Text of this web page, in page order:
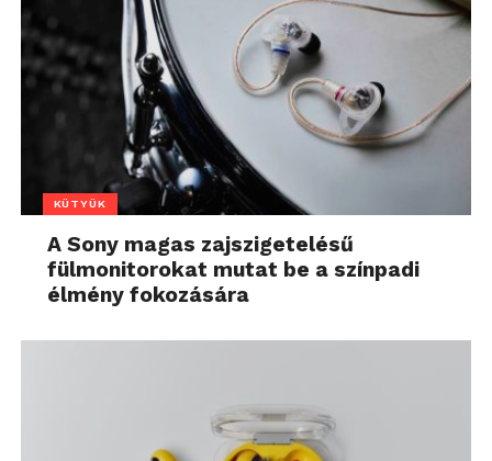
KÜTYÜK
A Sony magas zajszigetelésű
fülmonitorokat mutat be a színpadi
élmény fokozására